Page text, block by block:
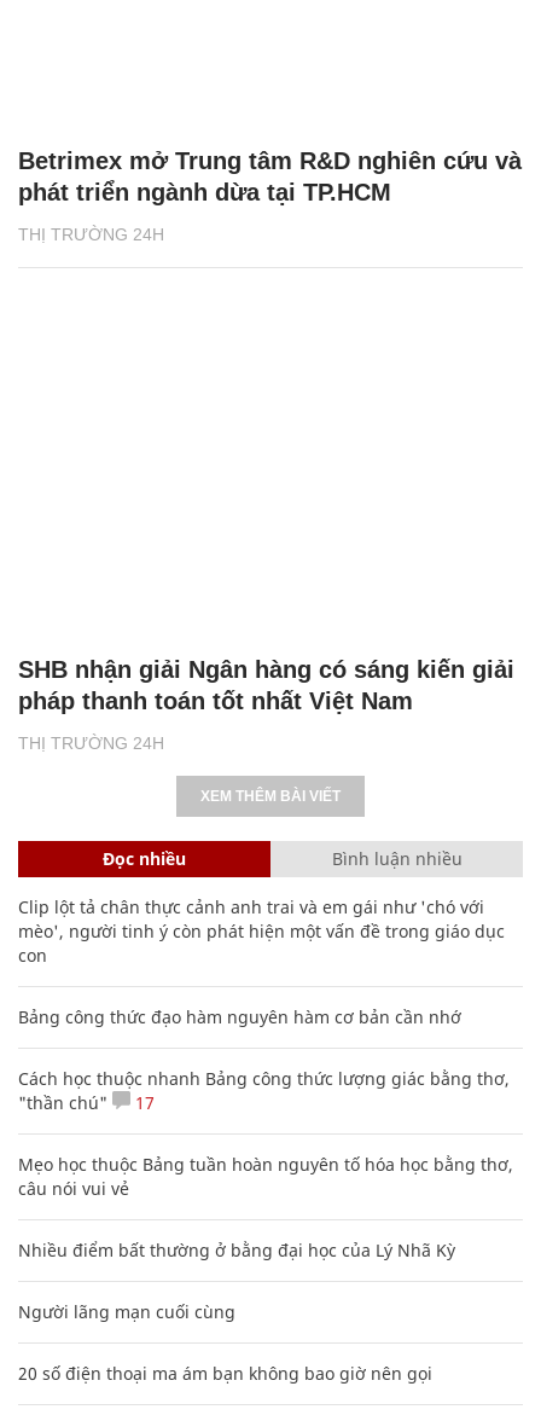
THỊ TRƯỜNG 24H
Betrimex mở Trung tâm R&D nghiên cứu và
phát triển ngành dừa tại TP.HCM
THỊ TRƯỜNG 24H
SHB nhận giải Ngân hàng có sáng kiến giải
pháp thanh toán tốt nhất Việt Nam
XEM THÊM BÀI VIẾT
Đọc nhiều Bình luận nhiều
Clip lột tả chân thực cảnh anh trai và em gái như 'chó với
mèo', người tinh ý còn phát hiện một vấn đề trong giáo dục
con
Bảng công thức đạo hàm nguyên hàm cơ bản cần nhớ
Cách học thuộc nhanh Bảng công thức lượng giác bằng thơ,
"thần chú"
17
Mẹo học thuộc Bảng tuần hoàn nguyên tố hóa học bằng thơ,
câu nói vui vẻ
Nhiều điểm bất thường ở bằng đại học của Lý Nhã Kỳ
Người lãng mạn cuối cùng
20 số điện thoại ma ám bạn không bao giờ nên gọi